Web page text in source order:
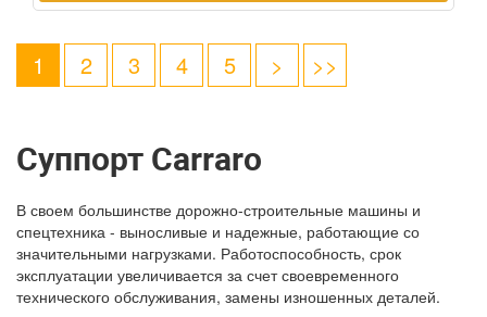
1 2 3 4 5 > >>
Суппорт Carraro
В своем большинстве дорожно-строительные машины и
спецтехника - выносливые и надежные, работающие со
значительными нагрузками. Работоспособность, срок
эксплуатации увеличивается за счет своевременного
технического обслуживания, замены изношенных деталей.